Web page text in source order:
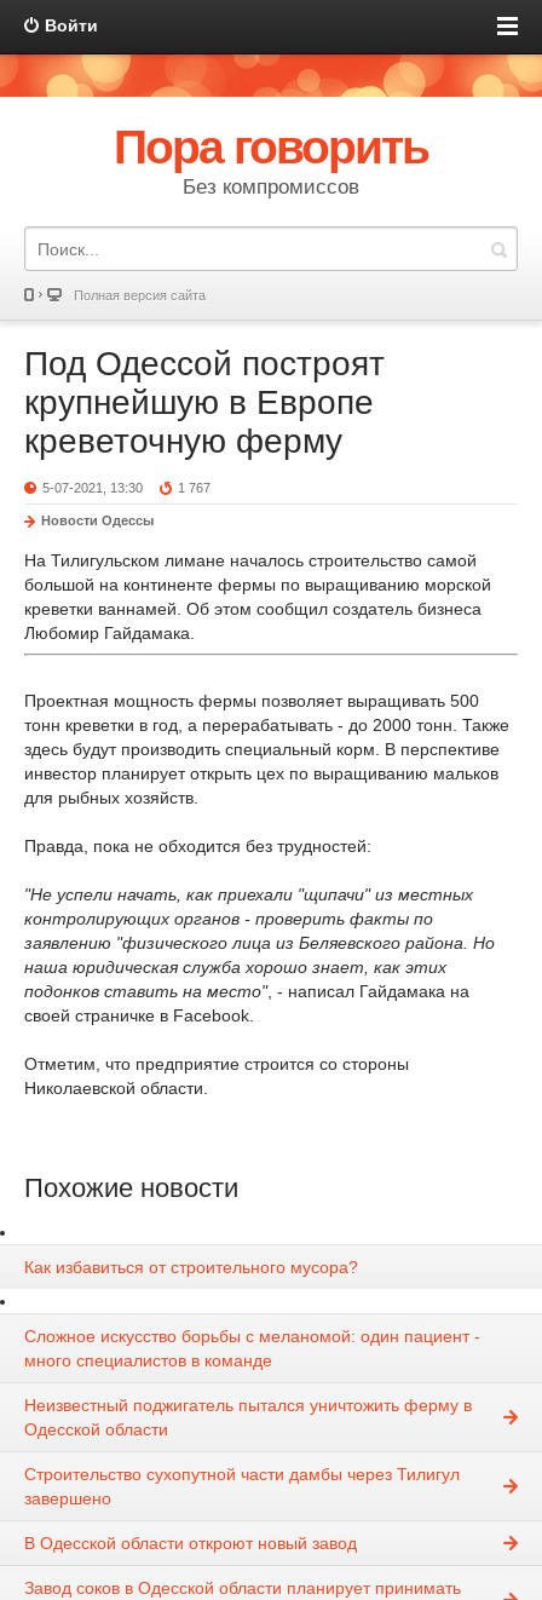
Войти
Пора говорить
Без компромиссов
Полная версия сайта
Под Одессой построят
крупнейшую в Европе
креветочную ферму
5-07-2021, 13:30 1 767
Новости Одессы
На Тилигульском лимане началось строительство самой
большой на континенте фермы по выращиванию морской
креветки ваннамей. Об этом сообщил создатель бизнеса
Любомир Гайдамака.
Проектная мощность фермы позволяет выращивать 500
тонн креветки в год, а перерабатывать - до 2000 тонн. Также
здесь будут производить специальный корм. В перспективе
инвестор планирует открыть цех по выращиванию мальков
для рыбных хозяйств.
Правда, пока не обходится без трудностей:
"Не успели начать, как приехали "щипачи" из местных
контролирующих органов - проверить факты по
заявлению "физического лица из Беляевского района. Но
наша юридическая служба хорошо знает, как этих
подонков ставить на место", - написал Гайдамака на
своей страничке в Facebook.
Отметим, что предприятие строится со стороны
Николаевской области.
Похожие новости
Как избавиться от строительного мусора?
Сложное искусство борьбы с меланомой: один пациент -
много специалистов в команде
Неизвестный поджигатель пытался уничтожить ферму в
Одесской области
Строительство сухопутной части дамбы через Тилигул
завершено
В Одесской области откроют новый завод
Завод соков в Одесской области планирует принимать